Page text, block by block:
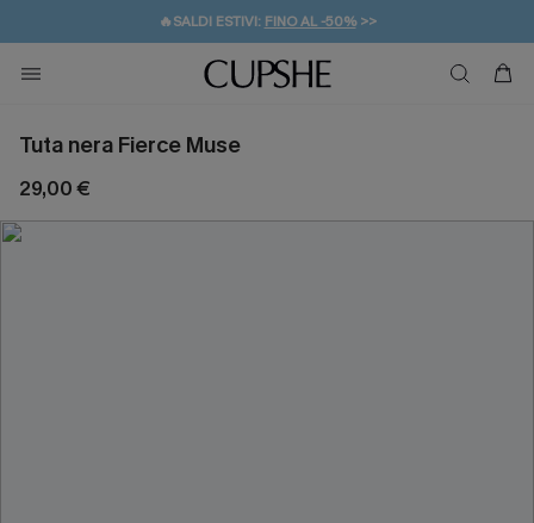
🔥SALDI ESTIVI: FINO AL -50%>>
🚚SPEDIZIONE GRATUITA DA 49€
💌REGALO PER I NUOVI: 20% DI SCONTO*
Tuta nera Fierce Muse
29,00 €